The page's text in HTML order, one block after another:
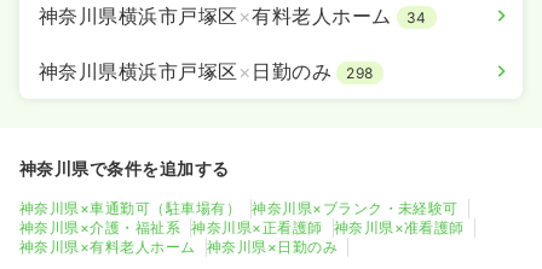
神奈川県横浜市戸塚区 ×有料老人ホーム 34
神奈川県横浜市戸塚区 × 日勤のみ 298
神奈川県で条件を追加する
神奈川県×車通勤可（駐車場有）
神奈川県×ブランク・未経験可
神奈川県×介護・福祉系
神奈川県×正看護師
神奈川県×准看護師
神奈川県×有料老人ホーム
神奈川県×日勤のみ